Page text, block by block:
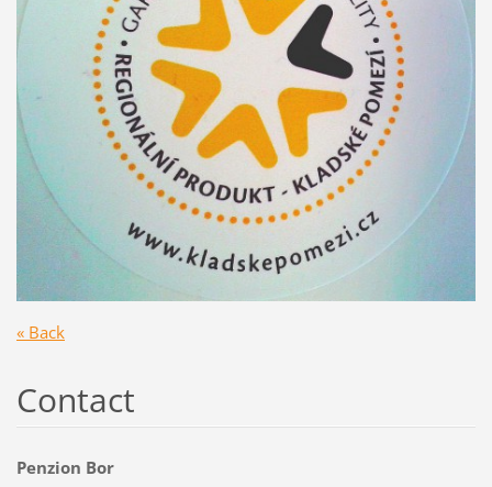
« Back
Contact
Penzion Bor